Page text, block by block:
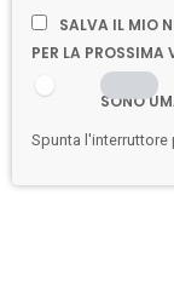
SALVA IL MIO
PER LA
SONO
Spunta l'interruttore